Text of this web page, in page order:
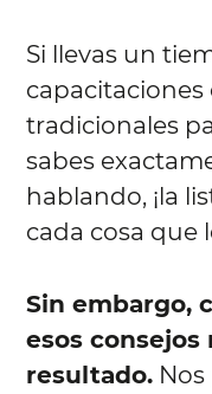
Si llevas un
capacitaciones
tradicionales
sabes
hablando, ¡la
cada cosa que
Sin embargo,
esos
resultado.